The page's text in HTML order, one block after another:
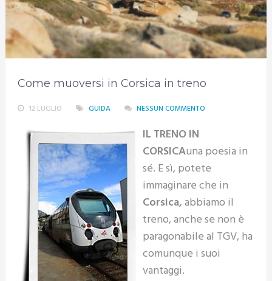
Come muoversi in Corsica in treno
12 LUGLIO GUIDA NESSUN COMMENTO
IL TRENO IN
CORSICAuna poesia in
sé. E sì, potete
immaginare che in
Corsica,abbiamo il
treno, anche se non è
paragonabile al TGV, ha
comunque i suoi
vantaggi.